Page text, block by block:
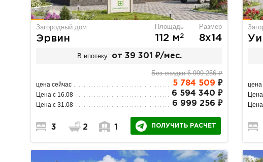
Загородный дом
Эрвин
Площадь
112 м2
Размер
8х14
В ипотеку: от 39 301 ₽/мес.
Без скидки 6 999 256 ₽
цена сейчас 5 784 509 ₽
Цена с 16.08 6 594 340 ₽
Цена с 31.08 6 999 256 ₽
3 2 1 ПОЛУЧИТЬ РАСЧЕТ
цена